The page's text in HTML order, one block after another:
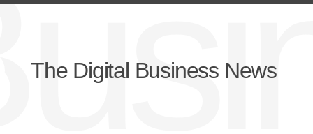
The Digital Business News